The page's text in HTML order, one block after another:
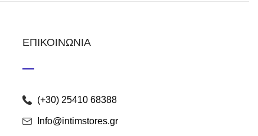
ΕΠΙΚΟΙΝΩΝΙΑ
(+30) 25410 68388
Info@intimstores.gr